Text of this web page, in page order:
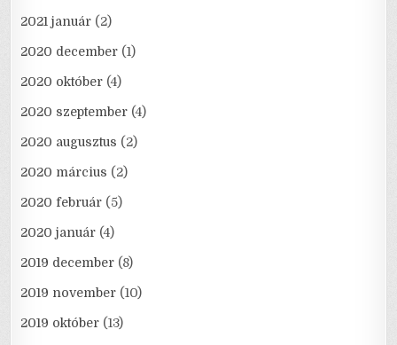
2021 január (2)
2020 december (1)
2020 október (4)
2020 szeptember (4)
2020 augusztus (2)
2020 március (2)
2020 február (5)
2020 január (4)
2019 december (8)
2019 november (10)
2019 október (13)